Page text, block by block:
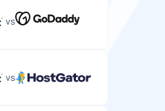
vs
vs